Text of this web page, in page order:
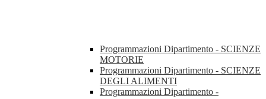
Programmazioni Dipartimento - SCIENZE
MOTORIE
Programmazioni Dipartimento - SCIENZE
DEGLI ALIMENTI
Programmazioni Dipartimento -